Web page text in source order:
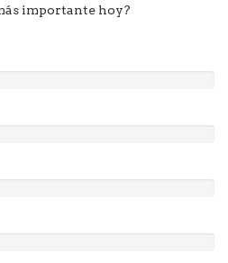
importante hoy?